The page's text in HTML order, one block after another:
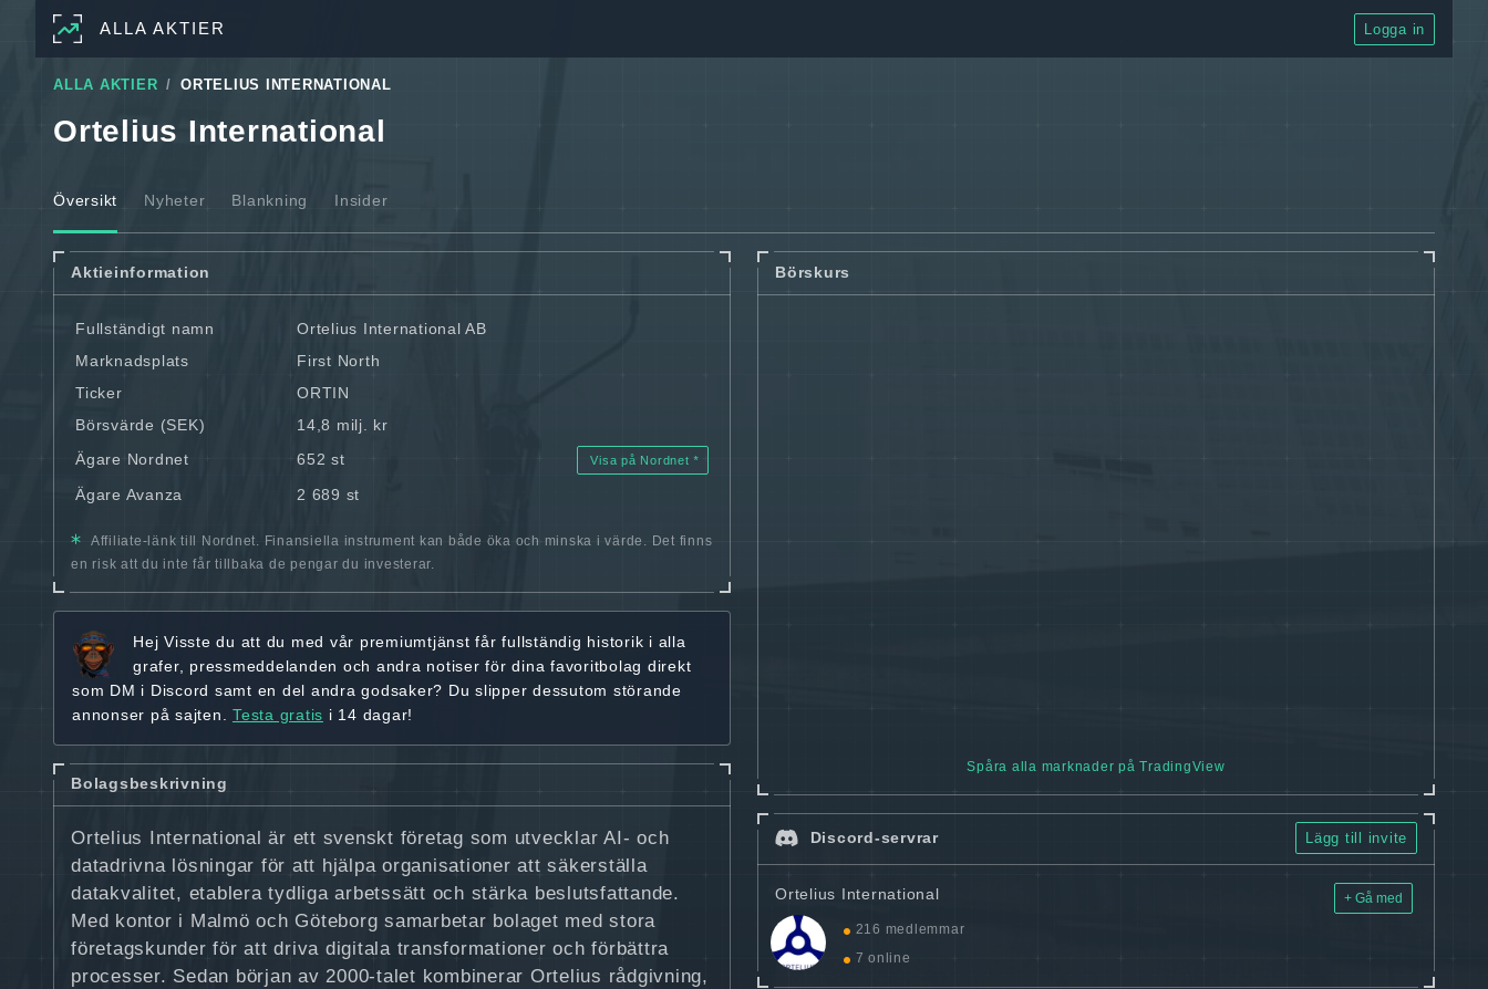
ALLA AKTIER Logga in
ALLA AKTIER ORTELIUS INTERNATIONAL
Ortelius International
Översikt Nyheter Blankning Insider
Aktieinformation
Fullständigt namn
Ortelius International AB
Marknadsplats
First North
Ticker
ORTIN
Börsvärde (SEK)
14,8 milj. kr
Ägare Nordnet
652 st Visa på Nordnet
Ägare Avanza 2 689 st
Affiliate-länk till Nordnet. Finansiella instrument kan både öka och minska i värde. Det finns
en risk att du inte får tillbaka de pengar du investerar.
Hej Visste du att du med vår premiumtjänst fårfullständig historik i alla
grafer, pressmeddelanden och andra notiser för dina favoritbolag direkt
som DM i Discord samt en del andra godsaker? Du slipper dessutom störande
annonser på sajten. Testa gratis i 14 dagar!
Bolagsbeskrivning
Ortelius International är ett svenskt företag som utvecklar AI- och
datadrivna lösningar för att hjälpa organisationer att säkerställa
datakvalitet, etablera tydliga arbetssätt och stärka beslutsfattande.
Med kontor i Malmö och Göteborg samarbetar bolaget med stora
företagskunder för att driva digitala transformationer och förbättra
processer. Sedan början av 2000‑talet kombinerar Ortelius rådgivning,
Börskurs
Spåra alla marknader på TradingView
Discord-servrar Lägg till invite
Ortelius International
216 medlemmar
7 online
+ Gå med